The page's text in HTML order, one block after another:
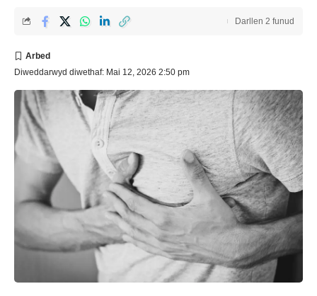
Diweddarwyd diwethaf: Mai 12, 2026 2:50 pm
Darllen 2 funud